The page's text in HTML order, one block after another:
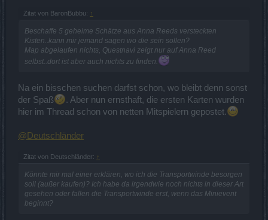
Zitat von BaronBubbu: ↑
Beschaffe 5 geheime Schätze aus Anna Reeds versteckten
Kisten..kann mir jemand sagen wo die sein sollen?
Map abgelaufen nichts, Questnavi zeigt nur auf Anna Reed
selbst..dort ist aber auch nichts zu finden.
Na ein bisschen suchen darfst schon, wo bleibt denn sonst
der Spaß
. Aber nun ernsthaft, die ersten Karten wurden
hier im Thread schon von netten Mitspielern gepostet.
@Deutschländer
Zitat von Deutschländer: ↑
Könnte mir mal einer erklären, wo ich die Transportwinde besorgen
soll (außer kaufen)? Ich habe da irgendwie noch nichts in dieser Art
gesehen oder fallen die Transportwinde erst, wenn das Minievent
beginnt?